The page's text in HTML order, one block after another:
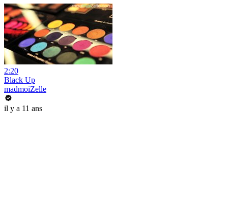
2:20
Black Up
madmoiZelle
il y a 11 ans